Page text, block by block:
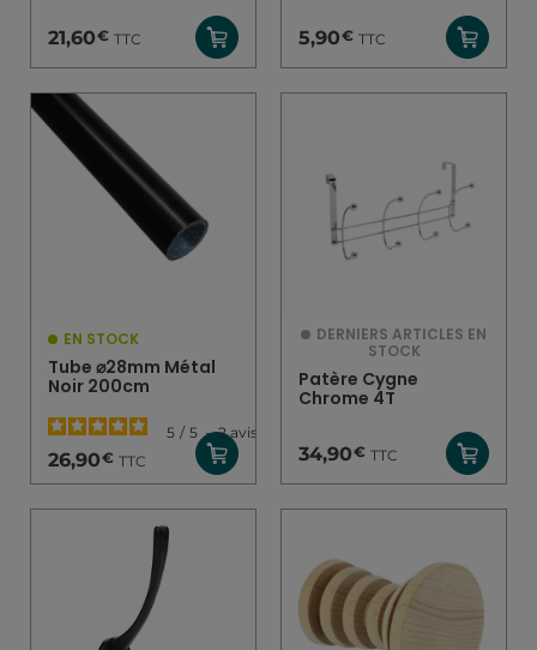
21,60€ TTC 5,90€ TTC
EN STOCK
Tube ⌀28mm Métal
Noir 200cm
5 / 5 - 2avis
26,90€ TTC
DERNIERS ARTICLES EN
STOCK
Patère Cygne
Chrome 4T
34,90€ TTC